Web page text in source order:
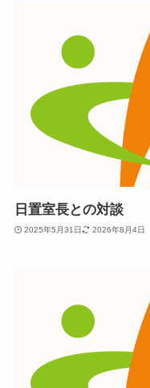
日置室長との対談
2025年5月31日 2026年8月4日